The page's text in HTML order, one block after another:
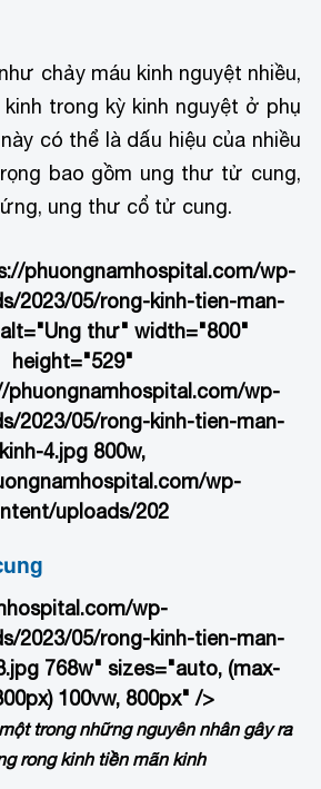
chảy máu kinh nguyệt nhiều,
trong kỳ kinh nguyệt ở phụ
có thể là dấu hiệu của nhiều
bao gồm ung thư tử cung,
ung thư cổ tử cung.
phuongnamhospital.com/wp-
2023/05/rong-kinh-tien-man-
thư" width="800"
height="529"
wp-
2023/05/rong-kinh-tien-man-
kinh-4.jpg 800w,
wp-
uploads/202
wp-
2023/05/rong-kinh-tien-man-
768w" sizes="auto, (max-
100vw, 800px" />
trong những nguyên nhân gây ra
rong kinh tiền mãn kinh